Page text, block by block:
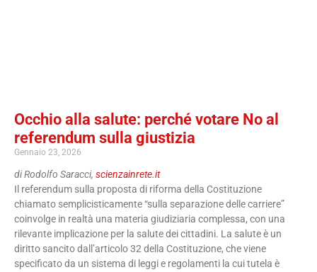
Occhio alla salute: perché votare No al
referendum sulla giustizia
Gennaio 23, 2026
di Rodolfo Saracci, scienzainrete.it
Il referendum sulla proposta di riforma della Costituzione
chiamato semplicisticamente “sulla separazione delle carriere”
coinvolge in realtà una materia giudiziaria complessa, con una
rilevante implicazione per la salute dei cittadini. La salute è un
diritto sancito dall’articolo 32 della Costituzione, che viene
specificato da un sistema di leggi e regolamenti la cui tutela è